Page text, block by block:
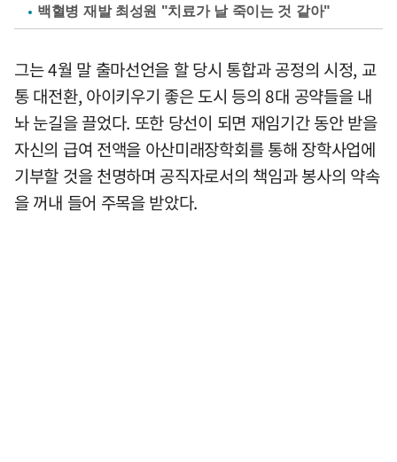
백혈병 재발 최성원 "치료가 날 죽이는 것 같아"
그는 4월 말 출마선언을 할 당시 통합과 공정의 시정, 교
통 대전환, 아이키우기 좋은 도시 등의 8대 공약들을 내
놔 눈길을 끌었다. 또한 당선이 되면 재임기간 동안 받을
자신의 급여 전액을 아산미래장학회를 통해 장학사업에
기부할 것을 천명하며 공직자로서의 책임과 봉사의 약속
을 꺼내 들어 주목을 받았다.